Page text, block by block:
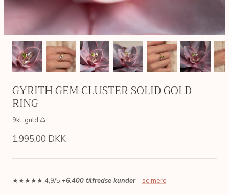
GYRITH GEM CLUSTER SOLID GOLD
RING
9kt. guld ♺
1.995,00 DKK
★★★★★ 4,9/5 +6.400 tilfredse kunder - se mere